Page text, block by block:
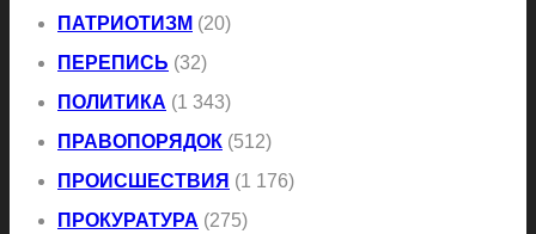
ПАТРИОТИЗМ (20)
ПЕРЕПИСЬ (32)
ПОЛИТИКА (1 343)
ПРАВОПОРЯДОК (512)
ПРОИСШЕСТВИЯ (1 176)
ПРОКУРАТУРА (275)